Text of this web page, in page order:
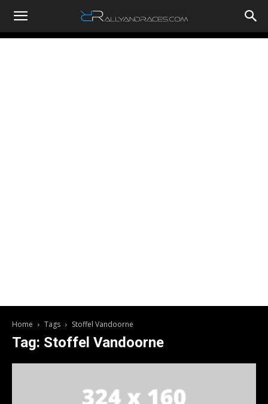
RallyandRaces.com
Home Tags Stoffel Vandoorne
Tag: Stoffel Vandoorne